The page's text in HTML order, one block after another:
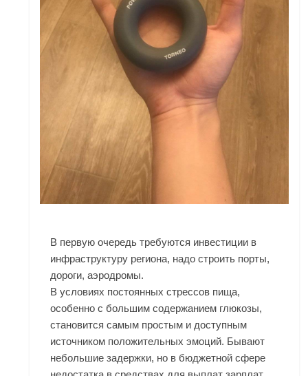
В первую очередь требуются инвестиции в
инфраструктуру региона, надо строить порты,
дороги, аэродромы.
В условиях постоянных стрессов пища,
особенно с большим содержанием глюкозы,
становится самым простым и доступным
источником положительных эмоций. Бывают
небольшие задержки, но в бюджетной сфере